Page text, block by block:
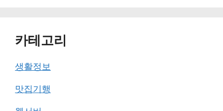
카테고리
생활정보
맛집기행